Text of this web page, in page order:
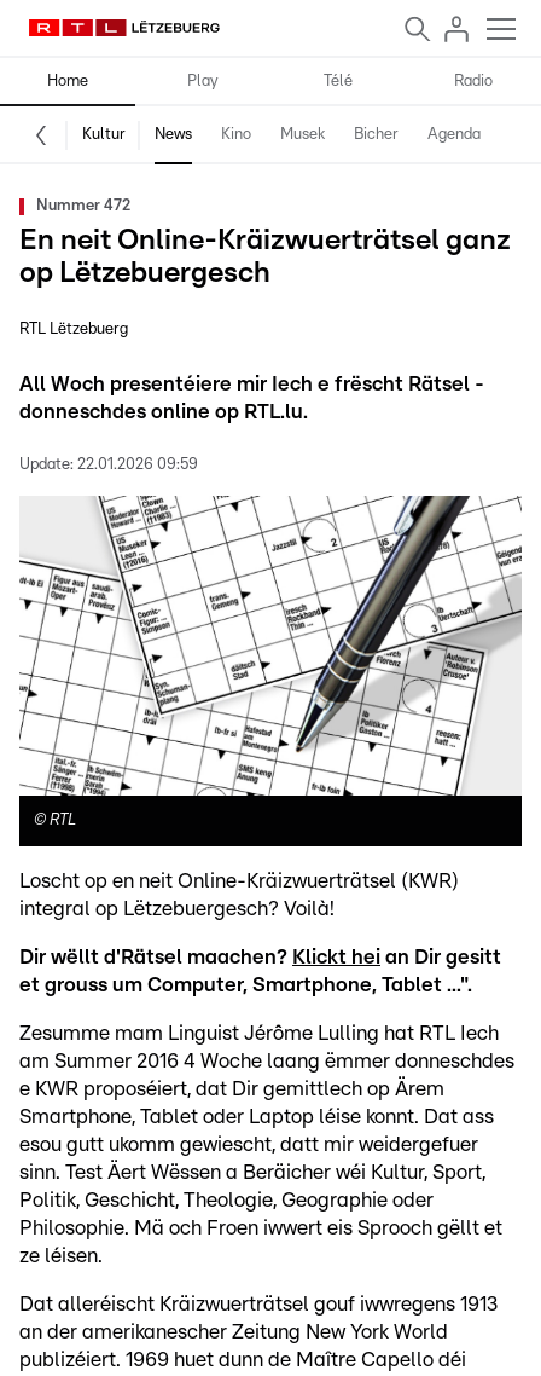
Home Play Télé Radio
Kultur News Kino Musek Bicher Agenda
Nummer 472
En neit Online-Kräizwuerträtsel ganz
op Lëtzebuergesch
RTL Lëtzebuerg
All Woch presentéiere mir Iech e frëscht Rätsel -
donneschdes online op RTL.lu.
Update: 22.01.2026 09:59
© RTL
Loscht op en neit Online-Kräizwuerträtsel (KWR)
integral op Lëtzebuergesch? Voilà!
Dir wëllt d'Rätsel maachen? Klickt hei an Dir gesitt
et grouss um Computer, Smartphone, Tablet ...".
Zesumme mam Linguist Jérôme Lulling hat RTL Iech
am Summer 2016 4 Woche laang ëmmer donneschdes
e KWR proposéiert, dat Dir gemittlech op Ärem
Smartphone, Tablet oder Laptop léise konnt. Dat ass
esou gutt ukomm gewiescht, datt mir weidergefuer
sinn. Test Äert Wëssen a Beräicher wéi Kultur, Sport,
Politik, Geschicht, Theologie, Geographie oder
Philosophie. Mä och Froen iwwert eis Sprooch gëllt et
ze léisen.
Dat alleréischt Kräizwuerträtsel gouf iwwregens 1913
an der amerikanescher Zeitung New York World
publizéiert. 1969 huet dunn de Maître Capello déi